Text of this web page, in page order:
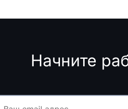
Начните